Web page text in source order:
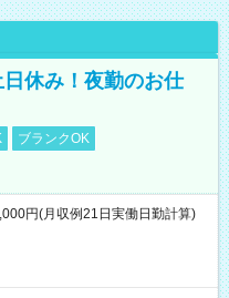
休み！夜勤のお仕
ブランクOK
円(月収例21日実働日勤計算)